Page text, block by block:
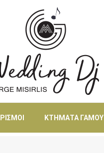
ΚΤΉΜΑΤΑ ΓΆΜΟΥ